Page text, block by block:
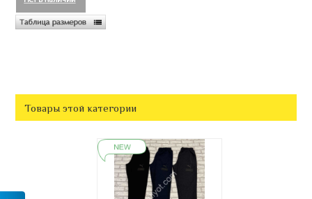
Товары этой категории